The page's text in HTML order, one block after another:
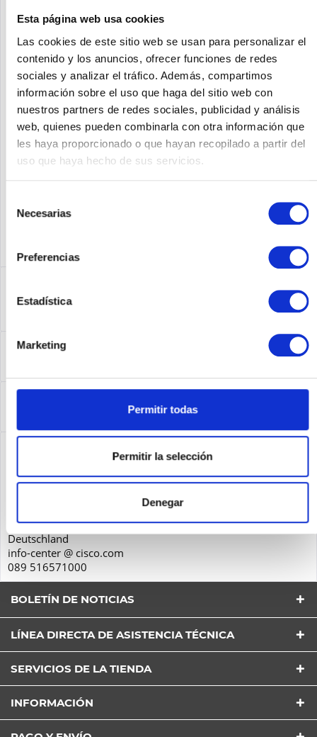
Esta página web usa cookies
Las cookies de este sitio web se usan para personalizar el
contenido y los anuncios, ofrecer funciones de redes
sociales y analizar el tráfico. Además, compartimos
información sobre el uso que haga del sitio web con
nuestros partners de redes sociales, publicidad y análisis
web, quienes pueden combinarla con otra información que
les haya proporcionado o que hayan recopilado a partir del
uso que haya hecho de sus servicios.
Necesarias
Preferencias
Estadística
Marketing
Permitir todas
Permitir la selección
Denegar
Añadir a la cesta de la compra
SOLICITE UN PRECIO
He leído laPolítica de Privacidadentender y estar
de acuerdo*
Los campos con * son obligatorios
Recordar Solicitud de oferta de articulo
Fabricante No: CISCO3925E/K9
Cisco3925E/K9 | Cisco 3925E. Ethernet LAN
Leasing
Parkring 20D
Garching
Deutschland
info-center @ cisco.com
089 516571000
BOLETÍN DE NOTICIAS
LÍNEA DIRECTA DE ASISTENCIA TÉCNICA
SERVICIOS DE LA TIENDA
INFORMACIÓN